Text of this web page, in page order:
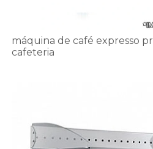
máquina de café expresso
cafeteria